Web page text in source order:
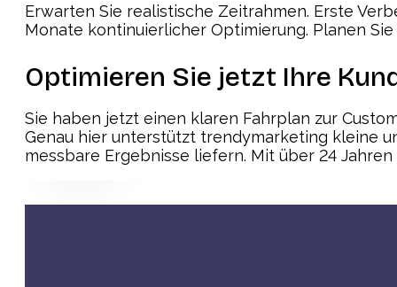
Erwarten Sie realistische Zeitrahmen. Erste
Monate kontinuierlicher Optimierung. Planen
Optimieren Sie jetzt Ihre
Sie haben jetzt einen klaren Fahrplan zur
Genau hier unterstützt trendymarketing kleine
messbare Ergebnisse liefern. Mit über 24